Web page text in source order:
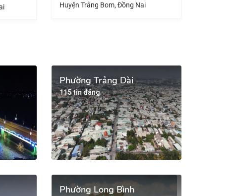
Huyện Nhơn Trạch, Đồng Nai
Phường Trảng Dài
115 tin đăng
Phường Long Bình